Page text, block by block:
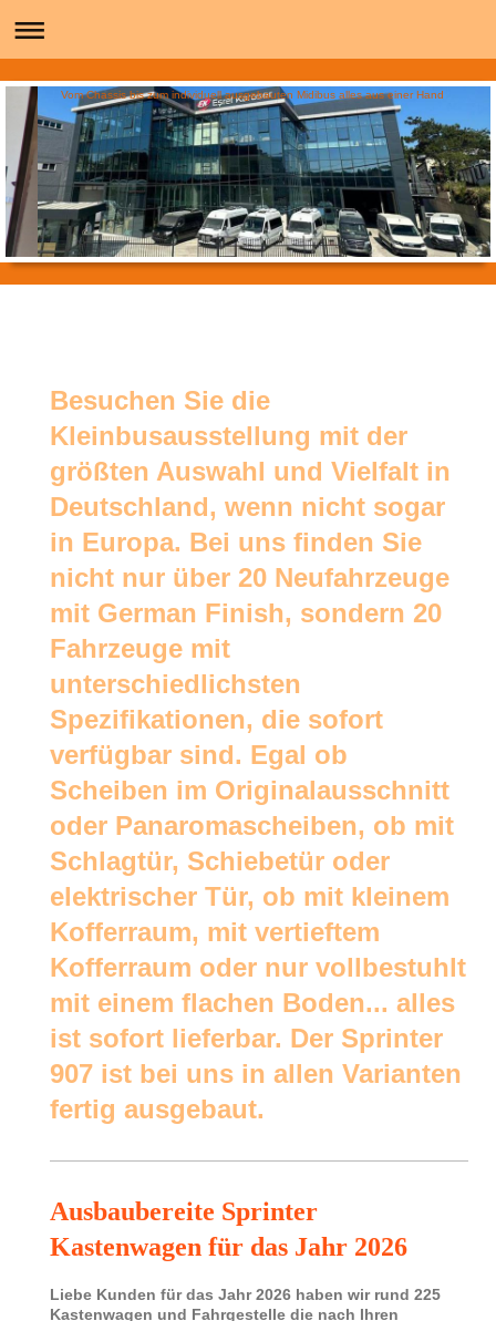
Vom Chassis bis zum individuell ausgebauten Midibus alles aus einer Hand
Besuchen Sie die
Kleinbusausstellung mit der
größten Auswahl und Vielfalt in
Deutschland, wenn nicht sogar
in Europa. Bei uns finden Sie
nicht nur über 20 Neufahrzeuge
mit German Finish, sondern 20
Fahrzeuge mit
unterschiedlichsten
Spezifikationen, die sofort
verfügbar sind. Egal ob
Scheiben im Originalausschnitt
oder Panaromascheiben, ob mit
Schlagtür, Schiebetür oder
elektrischer Tür, ob mit kleinem
Kofferraum, mit vertieftem
Kofferraum oder nur vollbestuhlt
mit einem flachen Boden... alles
ist sofort lieferbar. Der Sprinter
907 ist bei uns in allen Varianten
fertig ausgebaut.
Ausbaubereite Sprinter
Kastenwagen für das Jahr 2026
Liebe Kunden für das Jahr 2026 haben wir rund 225
Kastenwagen und Fahrgestelle die nach Ihren